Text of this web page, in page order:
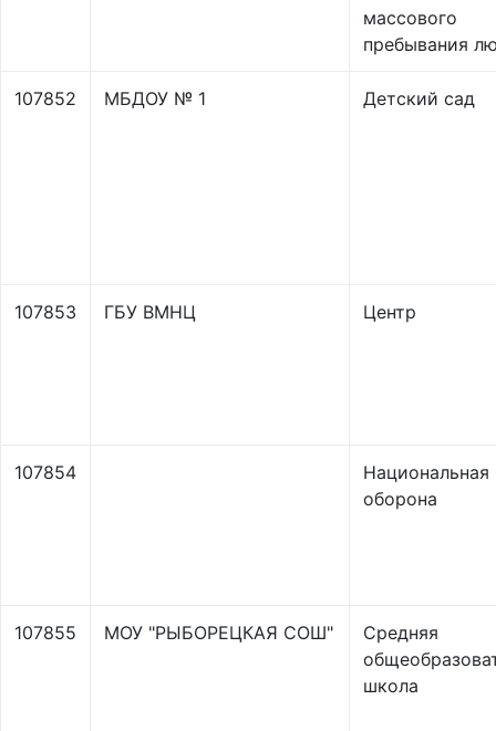
массового
пребывания
107852 МБДОУ № 1 Детский сад
107853 ГБУ ВМНЦ Центр
107854
Национальная
оборона
107855 МОУ "РЫБОРЕЦКАЯ СОШ"
Средняя
школа